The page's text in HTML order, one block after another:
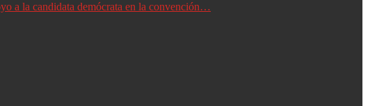
a la candidata demócrata en la convención…